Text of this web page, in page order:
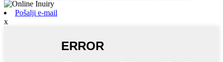
Pošalji e-mail
x